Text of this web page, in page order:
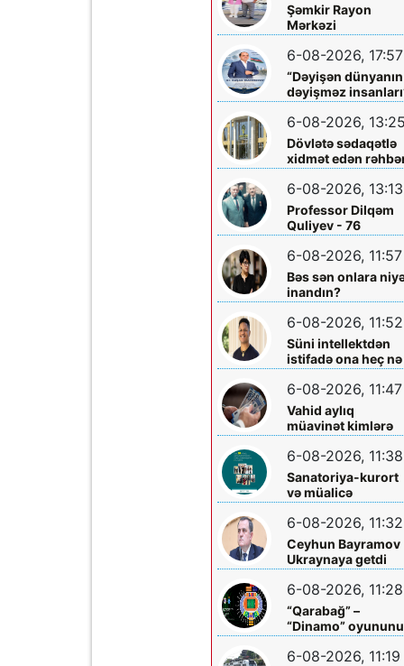
Şəmkir Rayon
Mərkəzi
Xəstəxanasının
həkimi Ceyhun
Rəsulov və arvadı
Arzu Əskərovanın
icra etdiyi mioma
əməliyyatından
sonra qadının
ölümü ilə bağlı
Şəmkir rayon
araşdırma aparılır
6-08-2026, 17:57
“Dəyişən dünyanın
dəyişməz
layihəsində...
6-08-2026, 13:25
Dövlətə sədaqətlə
xidmət edən
Şəmkir Elektrik
Şəbəkəsinin rəisi
Mehman Xəlilovun
fəaliyyəti
6-08-2026, 13:13
Professor Dilqəm
Quliyev - 76
6-08-2026, 11:57
Bəs sən onlara
inandın?
6-08-2026, 11:52
Süni intellektdən
istifadə ona heç nə
qazandırmadı...
6-08-2026, 11:47
Vahid aylıq
müavinət kimlərə
verilir? - Dövlət
Komitəsindən
açıqlama vahid-
ayliq-muavinet-
kimlere-verilir
6-08-2026, 11:38
Sanatoriya-kurort
və müalicə
mərkəzlərinə yola
salındılar
6-08-2026, 11:32
Ceyhun Bayramov
Ukraynaya getdi
6-08-2026, 11:28
“Qarabağ” –
“Dinamo”
biletləri satışa
çıxarılır
6-08-2026, 11:19